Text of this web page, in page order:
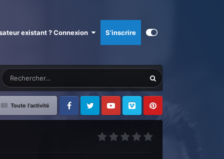
existant ? Connexion S’inscrire
Toute l’activité
FacebookTwitter Youtube Vimeo Pinterest